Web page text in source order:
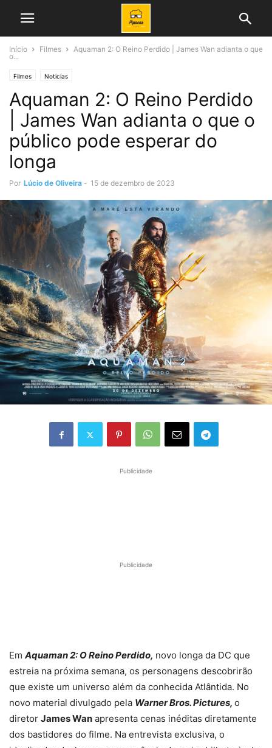
Início Filmes
Aquaman 2: O Reino Perdido | James Wan adianta o que
o...
Filmes Noticias
Aquaman 2: O Reino Perdido
| James Wan adianta o que o
público pode esperar do
longa
Por Lúcio de Oliveira - 15 de dezembro de 2023
Publicidade
Publicidade
Em Aquaman 2: O Reino Perdido, novo longa da DC que
estreia na próxima semana, os personagens descobrirão
que existe um universo além da conhecida Atlântida. No
novo material divulgado pela Warner Bros. Pictures, o
diretor James Wan apresenta cenas inéditas diretamente
dos bastidores do filme. Na entrevista exclusiva, o